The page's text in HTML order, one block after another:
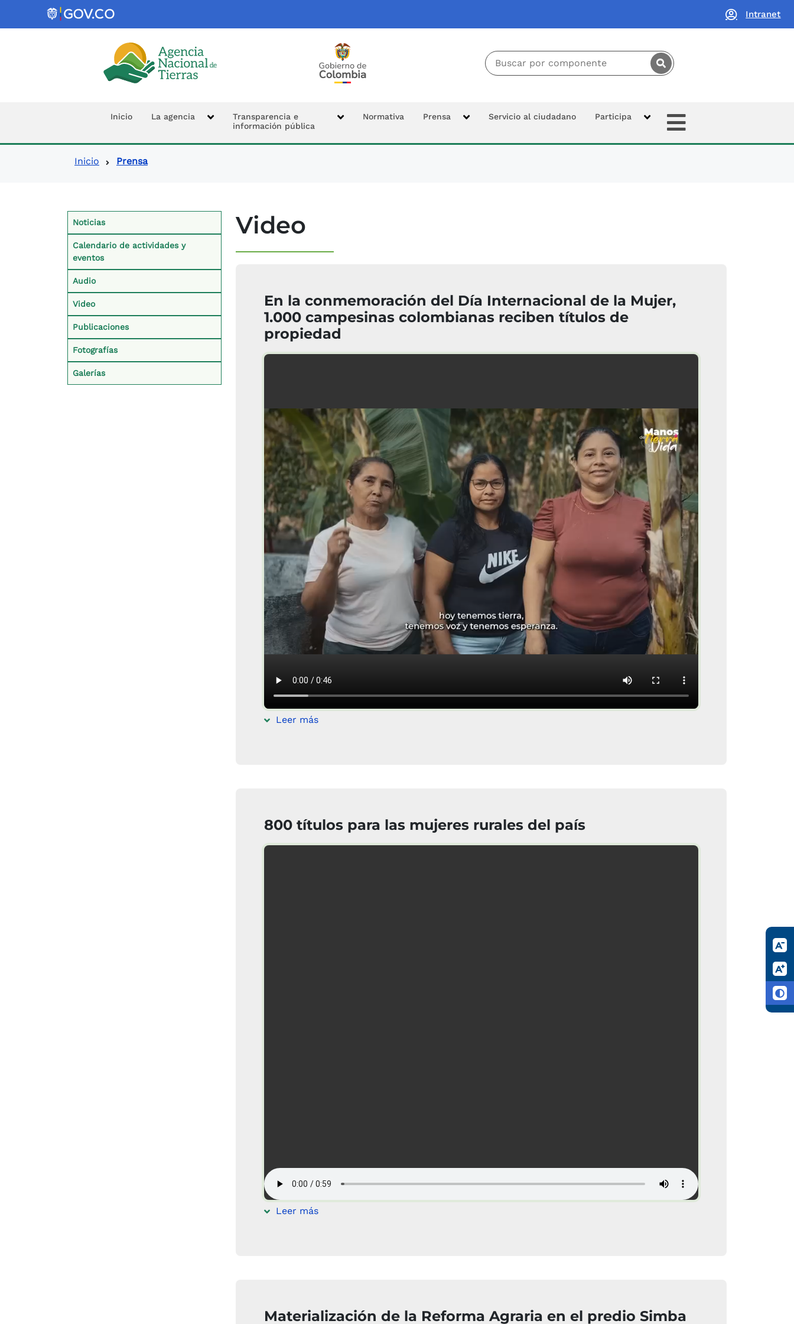
Intranet
Logo de la Agencia Nacional de Tierras
Buscador principal:
Navegación principal
Inicio La agencia
Transparencia e
información pública
Normativa Prensa Servicio al ciudadano Participa Extras
Ruta de navegación
Inicio Prensa
Contexto Prensa
Noticias
Calendario de actividades y
eventos
Audio
Video
Publicaciones
Fotografías
Galerías
Video
En la conmemoración del Día Internacional de la Mujer,
1.000 campesinas colombianas reciben títulos de
propiedad
Leer más
800 títulos para las mujeres rurales del país
Leer más
Materialización de la Reforma Agraria en el predio Simba